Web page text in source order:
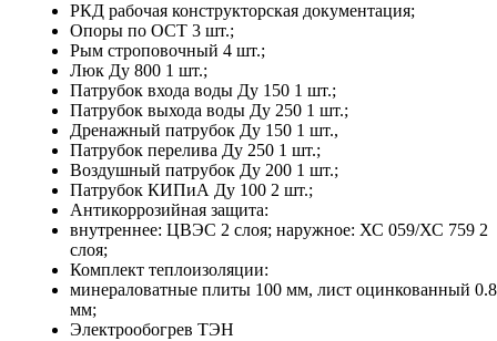
РКД рабочая конструкторская документация;
Опоры по ОСТ 3 шт.;
Рым строповочный 4 шт.;
Люк Ду 800 1 шт.;
Патрубок входа воды Ду 150 1 шт.;
Патрубок выхода воды Ду 250 1 шт.;
Дренажный патрубок Ду 150 1 шт.,
Патрубок перелива Ду 250 1 шт.;
Воздушный патрубок Ду 200 1 шт.;
Патрубок КИПиА Ду 100 2 шт.;
Антикоррозийная защита:
внутреннее: ЦВЭС 2 слоя; наружное: ХС 059/ХС 759 2
слоя;
Комплект теплоизоляции:
минераловатные плиты 100 мм, лист оцинкованный 0.8
мм;
Электрообогрев ТЭН